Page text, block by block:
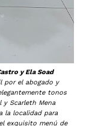
y Ela Soad
por el abogado y
tonos
Scarleth Mena
la localidad para
exquisito menú de